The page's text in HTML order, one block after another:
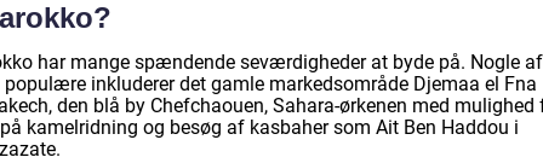
har mange spændende seværdigheder at byde på. Nogle
populære inkluderer det gamle markedsområde Djemaa el Fna
den blå by Chefchaouen, Sahara-ørkenen med mulighed
kamelridning og besøg af kasbaher som Ait Ben Haddou i